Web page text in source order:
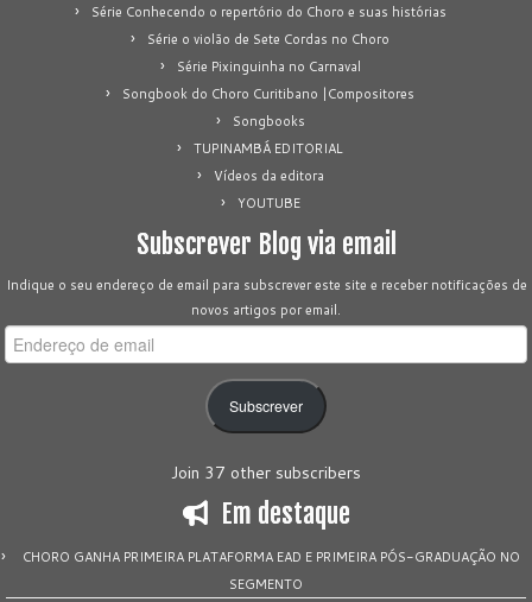
Série Conhecendo o repertório do Choro e suas histórias
Série o violão de Sete Cordas no Choro
Série Pixinguinha no Carnaval
Songbook do Choro Curitibano |Compositores
Songbooks
TUPINAMBÁ EDITORIAL
Vídeos da editora
YOUTUBE
Subscrever Blog via email
Indique o seu endereço de email para subscrever este site e receber notificações de
novos artigos por email.
Endereço
de
Subscrever
Join 37 other subscribers
Em destaque
CHORO GANHA PRIMEIRA PLATAFORMA EAD E PRIMEIRA PÓS-GRADUAÇÃO NO
SEGMENTO